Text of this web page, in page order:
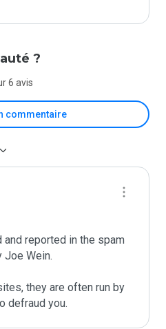
?
6 avis
commentaire
reported in the spam
Joe Wein.
they are often run by
defraud you.